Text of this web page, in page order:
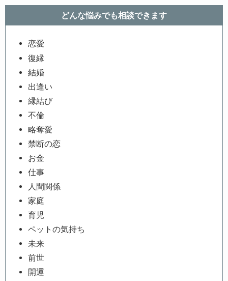
どんな悩みでも相談できます
恋愛
復縁
結婚
出逢い
縁結び
不倫
略奪愛
禁断の恋
お金
仕事
人間関係
家庭
育児
ペットの気持ち
未来
前世
開運